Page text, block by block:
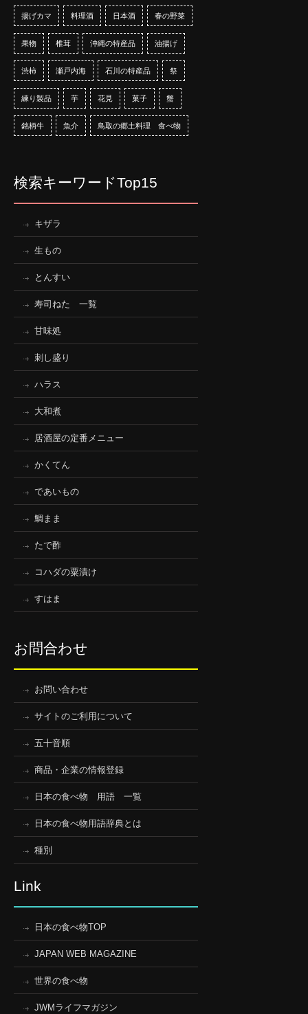
揚げカマ 料理酒 日本酒 春の野菜
果物 椎茸 沖縄の特産品 油揚げ
渋柿 瀬戸内海 石川の特産品 祭
練り製品 芋 花見 菓子 蟹
銘柄牛 魚介 鳥取の郷土料理 食べ物
検索キーワードTop15
キザラ
生もの
とんすい
寿司ねた 一覧
甘味処
刺し盛り
ハラス
大和煮
居酒屋の定番メニュー
かくてん
であいもの
鯛まま
たで酢
コハダの粟漬け
すはま
お問合わせ
お問い合わせ
サイトのご利用について
五十音順
商品・企業の情報登録
日本の食べ物 用語 一覧
日本の食べ物用語辞典とは
種別
Link
日本の食べ物TOP
JAPAN WEB MAGAZINE
世界の食べ物
JWMライフマガジン